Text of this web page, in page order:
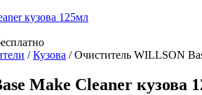
/Кузова /Очиститель WILLSON
Make Cleaner кузова